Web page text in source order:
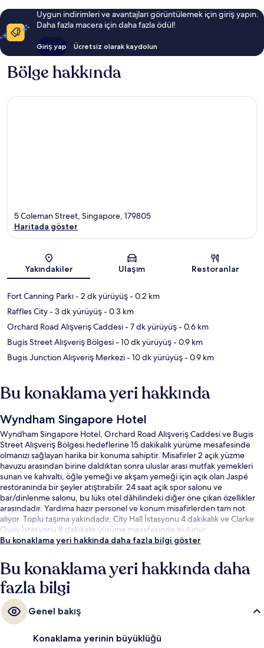
Uygun indirimleri ve avantajları görüntülemek için giriş yapın.
Daha fazla macera için daha fazla ödül!
Giriş yap Ücretsiz olarak kaydolun
Bölge hakkında
Harita
5 Coleman Street, Singapore, 179805
Haritada göster
Yakındakiler Ulaşım Restoranlar
Fort Canning Parkı- 2 dk yürüyüş- 0.2 km
Raffles City- 3 dk yürüyüş- 0.3 km
Orchard Road Alışveriş Caddesi- 7 dk yürüyüş- 0.6 km
Bugis Street Alışveriş Bölgesi- 10 dk yürüyüş- 0.9 km
Bugis Junction Alışveriş Merkezi- 10 dk yürüyüş- 0.9 km
Bu konaklama yeri hakkında
Wyndham Singapore Hotel
Wyndham Singapore Hotel, Orchard Road Alışveriş Caddesi ve Bugis
Street Alışveriş Bölgesi hedeflerine 15 dakikalık yürüme mesafesinde
olmanızı sağlayan harika bir konuma sahiptir. Misafirler 2 açık yüzme
havuzu arasından birine daldıktan sonra uluslar arası mutfak yemekleri
sunan ve kahvaltı, öğle yemeği ve akşam yemeği için açık olan Jaspé
restoranında bir şeyler atıştırabilir. 24 saat açık spor salonu ve
bar/dinlenme salonu, bu lüks otel dâhilindeki diğer öne çıkan özellikler
arasındadır. Yardıma hazır personel ve konum misafirlerden tam not
alıyor. Toplu taşıma yakındadır, City Hall İstasyonu 4 dakikalık ve Clarke
Quay İstasyonu 8 dakikalık yürüme mesafesinde bulunur.
Bu konaklama yeri hakkında daha fazla bilgi göster
Bu konaklama yeri hakkında daha
fazla bilgi
Genel bakış
Konaklama yerinin büyüklüğü